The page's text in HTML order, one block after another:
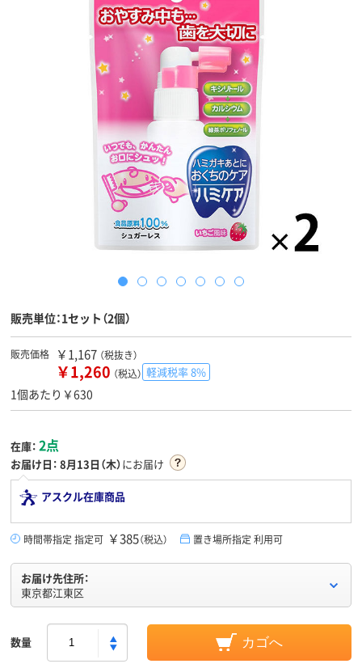
販売単位：1セット（2個）
販売価格 ￥1,167 （税抜き）
￥1,260 （税込） 軽減税率 8%
1個あたり￥630
在庫： 2点
お届け日： 8月13日（木）にお届け
アスクル在庫商品
時間帯指定 指定可 ￥385（税込） 置き場所指定 利用可
お届け先住所：
東京都江東区
数量 カゴへ